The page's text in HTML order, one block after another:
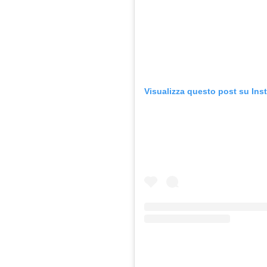
Visualizza questo post su